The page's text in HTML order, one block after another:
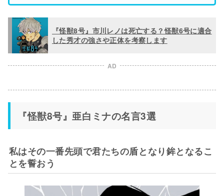
『怪獣8号』市川レノは死亡する？怪獣6号に適合
した秀才の強さや正体を考察します
AD
『怪獣8号』亜白ミナの名言3選
私はその一番先頭で君たちの盾となり鉾となるこ
とを誓おう